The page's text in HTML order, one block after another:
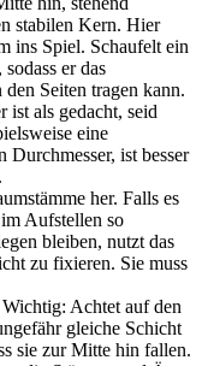
stabilen Kern. Hier
ins Spiel. Schaufelt ein
er das
Seiten tragen kann.
ist als gedacht, seid
eine
Durchmesser, ist besser
her. Falls es
Aufstellen so
bleiben, nutzt das
zu fixieren. Sie muss
Achtet auf den
gleiche Schicht
sie zur Mitte hin fallen.